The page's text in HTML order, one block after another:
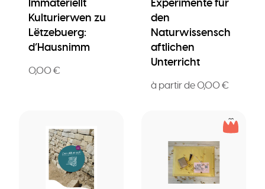
Kulturierwen zu
Lëtzebuerg:
d’Hausnimm
0,00 €
den
Naturwissensch
aftlichen
Unterricht
à partir de 0,00 €